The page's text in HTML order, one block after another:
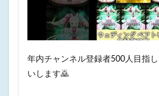
年内チャンネル登録者500人目指
いします🙇